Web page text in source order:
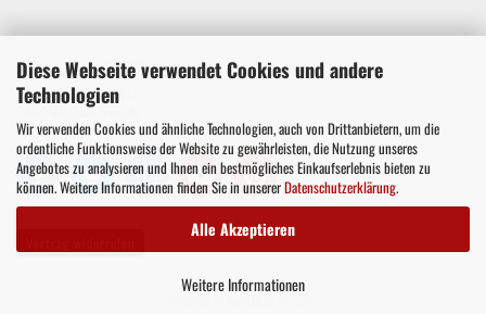
Diese Webseite verwendet Cookies und andere
Technologien
Wir verwenden Cookies und ähnliche Technologien, auch von Drittanbietern, um die
ordentliche Funktionsweise der Website zu gewährleisten, die Nutzung unseres
Angebotes zu analysieren und Ihnen ein bestmögliches Einkaufserlebnis bieten zu
können. Weitere Informationen finden Sie in unsererDatenschutzerklärung.
Alle Akzeptieren
Weitere Informationen
Waltroper Straße 62a, 44536 Lünen
Telefon +49 177 8575432
info@nae-h-exe.de